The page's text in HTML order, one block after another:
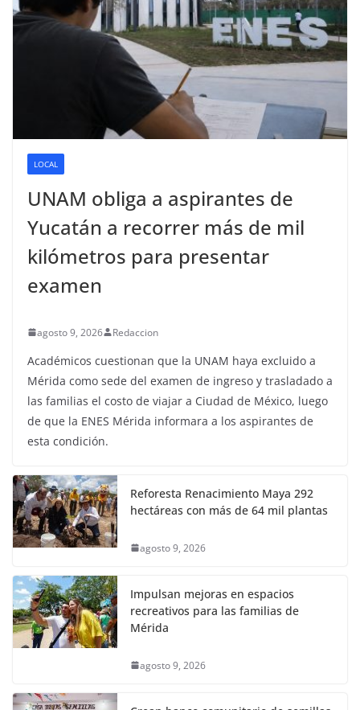
LOCAL
UNAM obliga a aspirantes de
Yucatán a recorrer más de mil
kilómetros para presentar
examen
agosto 9, 2026 Redaccion
Académicos cuestionan que la UNAM haya excluido a
Mérida como sede del examen de ingreso y trasladado a
las familias el costo de viajar a Ciudad de México, luego
de que la ENES Mérida informara a los aspirantes de
esta condición.
Reforesta Renacimiento Maya 292
hectáreas con más de 64 mil plantas
agosto 9, 2026
Impulsan mejoras en espacios
recreativos para las familias de
Mérida
agosto 9, 2026